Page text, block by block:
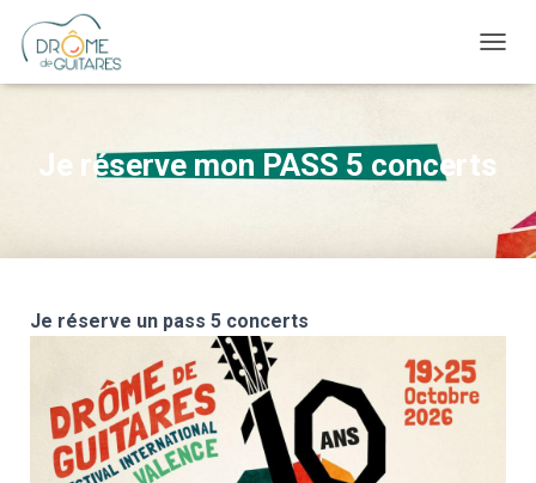
Je réserve mon PASS 5 concerts
Je réserve un pass 5 concerts